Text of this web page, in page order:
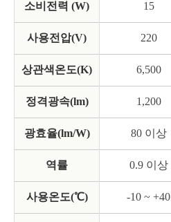
소비전력 (W) 15
사용전압(V) 220
상관색온도(K) 6,500
정격광속(lm) 1,200
광효율(lm/W) 80 이상
역률 0.9 이상
사용온도(℃) -10 ~ +40